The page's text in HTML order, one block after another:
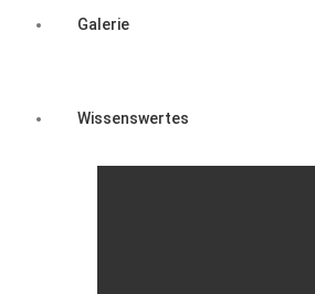
Galerie
Wissenswertes